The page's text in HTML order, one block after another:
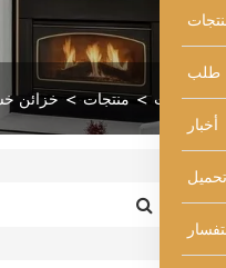
منتجات خزائن خشبية